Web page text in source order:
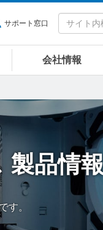
サポート窓口
会社情報
製品情報
す。